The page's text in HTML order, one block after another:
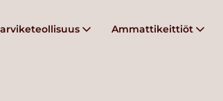
Ammattikeittiöt